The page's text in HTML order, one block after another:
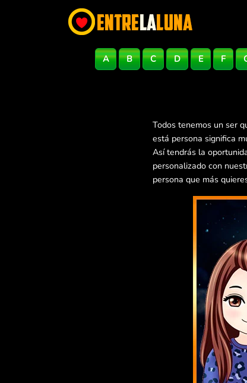
A B C D E F
Todos tenemos un ser
está persona significa
Así tendrás la
personalizado con
persona que más